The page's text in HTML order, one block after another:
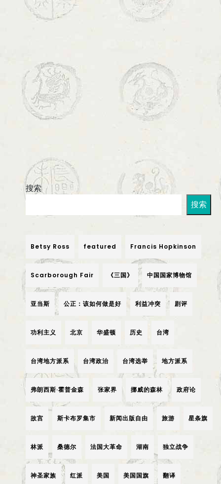
搜索
搜索
Betsy Ross featured Francis Hopkinson
Scarborough Fair 《三国》 中国国家博物馆
亚当斯 公正：该如何做是好 利益冲突 剧评
功利主义 北京 华盛顿 历史 台湾
台湾地方派系 台湾政治 台湾选举 地方派系
弗朗西斯·霍普金森 张家界 挪威的森林 政府论
故宫 斯卡布罗集市 新闻出版自由 旅游 星条旗
林派 桑德尔 法国大革命 湖南 独立战争
神圣家族 红派 美国 美国国旗 翻译